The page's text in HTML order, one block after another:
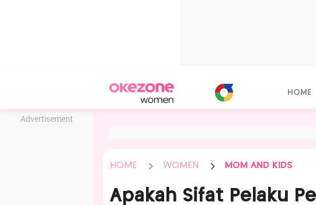
Advertisement
HOME
HOME WOMEN MOM AND KIDS
Apakah Sifat Pelaku